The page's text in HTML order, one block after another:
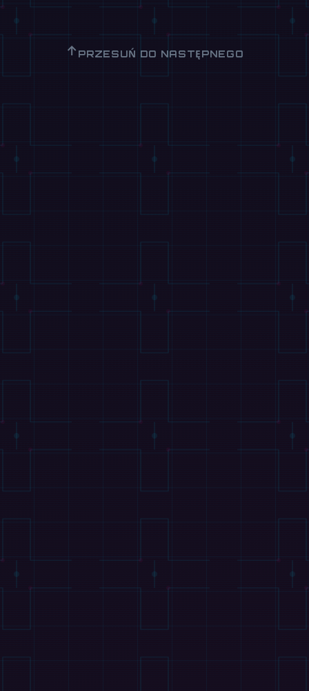
↑ PRZESUŃ DO NASTĘPNEGO